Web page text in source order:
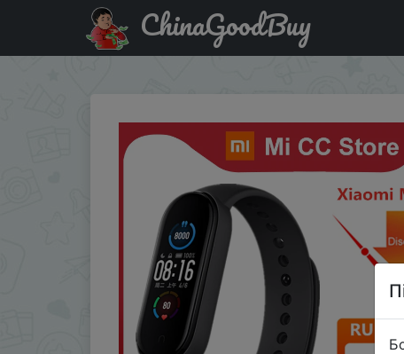
Код на знижку AUG7796 Xiaomi Mi Band 5, 4 цвета,
ChinaGoodBuy